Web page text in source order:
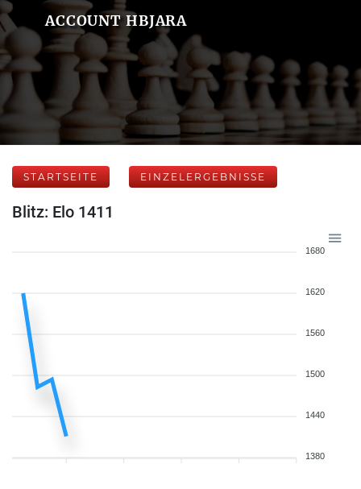
ACCOUNT HBJARA
STARTSEITE EINZELERGEBNISSE
Blitz: Elo 1411
1680
1620
1560
1500
1440
1380